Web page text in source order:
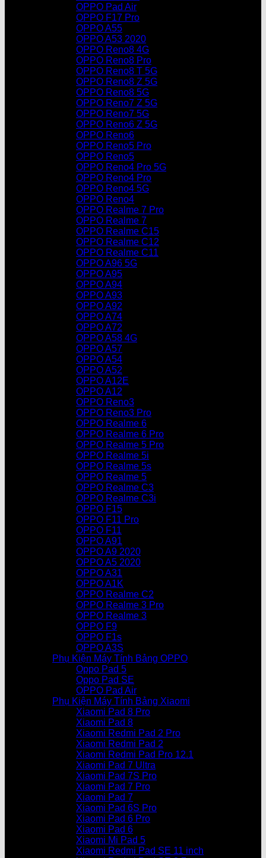
OPPO Pad Air
OPPO F17 Pro
OPPO A55
OPPO A53 2020
OPPO Reno8 4G
OPPO Reno8 Pro
OPPO Reno8 T 5G
OPPO Reno8 Z 5G
OPPO Reno8 5G
OPPO Reno7 Z 5G
OPPO Reno7 5G
OPPO Reno6 Z 5G
OPPO Reno6
OPPO Reno5 Pro
OPPO Reno5
OPPO Reno4 Pro 5G
OPPO Reno4 Pro
OPPO Reno4 5G
OPPO Reno4
OPPO Realme 7 Pro
OPPO Realme 7
OPPO Realme C15
OPPO Realme C12
OPPO Realme C11
OPPO A96 5G
OPPO A95
OPPO A94
OPPO A93
OPPO A92
OPPO A74
OPPO A72
OPPO A58 4G
OPPO A57
OPPO A54
OPPO A52
OPPO A12E
OPPO A12
OPPO Reno3
OPPO Reno3 Pro
OPPO Realme 6
OPPO Realme 6 Pro
OPPO Realme 5 Pro
OPPO Realme 5i
OPPO Realme 5s
OPPO Realme 5
OPPO Realme C3
OPPO Realme C3i
OPPO F15
OPPO F11 Pro
OPPO F11
OPPO A91
OPPO A9 2020
OPPO A5 2020
OPPO A31
OPPO A1K
OPPO Realme C2
OPPO Realme 3 Pro
OPPO Realme 3
OPPO F9
OPPO F1s
OPPO A3S
Phụ Kiện Máy Tính Bảng OPPO
Oppo Pad 5
Oppo Pad SE
OPPO Pad Air
Phụ Kiện Máy Tính Bảng Xiaomi
Xiaomi Pad 8 Pro
Xiaomi Pad 8
Xiaomi Redmi Pad 2 Pro
Xiaomi Redmi Pad 2
Xiaomi Redmi Pad Pro 12.1
Xiaomi Pad 7 Ultra
Xiaomi Pad 7S Pro
Xiaomi Pad 7 Pro
Xiaomi Pad 7
Xiaomi Pad 6S Pro
Xiaomi Pad 6 Pro
Xiaomi Pad 6
Xiaomi Mi Pad 5
Xiaomi Redmi Pad SE 11 inch